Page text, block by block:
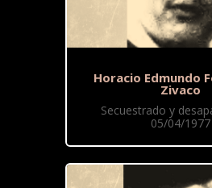
Horacio Edmundo
Zivaco
Secuestrado y
05/04/1977